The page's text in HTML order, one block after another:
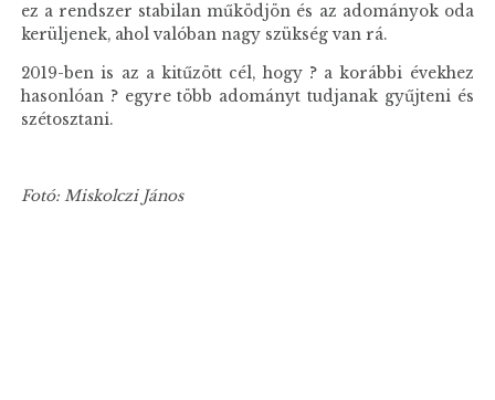
ez a rendszer stabilan működjön és az adományok oda
kerüljenek, ahol valóban nagy szükség van rá.
2019-ben is az a kitűzött cél, hogy ? a korábbi évekhez
hasonlóan ? egyre több adományt tudjanak gyűjteni és
szétosztani.
Fotó: Miskolczi János